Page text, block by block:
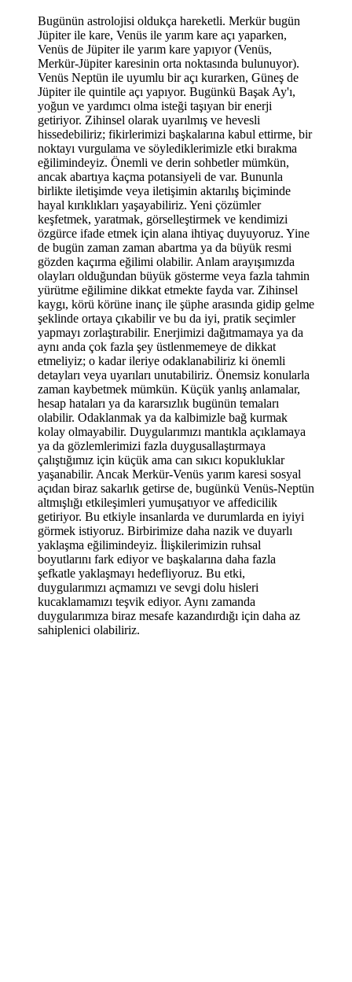
Bugünün astrolojisi oldukça hareketli. Merkür bugün
Jüpiter ile kare, Venüs ile yarım kare açı yaparken,
Venüs de Jüpiter ile yarım kare yapıyor (Venüs,
Merkür-Jüpiter karesinin orta noktasında bulunuyor).
Venüs Neptün ile uyumlu bir açı kurarken, Güneş de
Jüpiter ile quintile açı yapıyor. Bugünkü Başak Ay'ı,
yoğun ve yardımcı olma isteği taşıyan bir enerji
getiriyor. Zihinsel olarak uyarılmış ve hevesli
hissedebiliriz; fikirlerimizi başkalarına kabul ettirme, bir
noktayı vurgulama ve söylediklerimizle etki bırakma
eğilimindeyiz. Önemli ve derin sohbetler mümkün,
ancak abartıya kaçma potansiyeli de var. Bununla
birlikte iletişimde veya iletişimin aktarılış biçiminde
hayal kırıklıkları yaşayabiliriz. Yeni çözümler
keşfetmek, yaratmak, görselleştirmek ve kendimizi
özgürce ifade etmek için alana ihtiyaç duyuyoruz. Yine
de bugün zaman zaman abartma ya da büyük resmi
gözden kaçırma eğilimi olabilir. Anlam arayışımızda
olayları olduğundan büyük gösterme veya fazla tahmin
yürütme eğilimine dikkat etmekte fayda var. Zihinsel
kaygı, körü körüne inanç ile şüphe arasında gidip gelme
şeklinde ortaya çıkabilir ve bu da iyi, pratik seçimler
yapmayı zorlaştırabilir. Enerjimizi dağıtmamaya ya da
aynı anda çok fazla şey üstlenmemeye de dikkat
etmeliyiz; o kadar ileriye odaklanabiliriz ki önemli
detayları veya uyarıları unutabiliriz. Önemsiz konularla
zaman kaybetmek mümkün. Küçük yanlış anlamalar,
hesap hataları ya da kararsızlık bugünün temaları
olabilir. Odaklanmak ya da kalbimizle bağ kurmak
kolay olmayabilir. Duygularımızı mantıkla açıklamaya
ya da gözlemlerimizi fazla duygusallaştırmaya
çalıştığımız için küçük ama can sıkıcı kopukluklar
yaşanabilir. Ancak Merkür-Venüs yarım karesi sosyal
açıdan biraz sakarlık getirse de, bugünkü Venüs-Neptün
altmışlığı etkileşimleri yumuşatıyor ve affedicilik
getiriyor. Bu etkiyle insanlarda ve durumlarda en iyiyi
görmek istiyoruz. Birbirimize daha nazik ve duyarlı
yaklaşma eğilimindeyiz. İlişkilerimizin ruhsal
boyutlarını fark ediyor ve başkalarına daha fazla
şefkatle yaklaşmayı hedefliyoruz. Bu etki,
duygularımızı açmamızı ve sevgi dolu hisleri
kucaklamamızı teşvik ediyor. Aynı zamanda
duygularımıza biraz mesafe kazandırdığı için daha az
sahiplenici olabiliriz.